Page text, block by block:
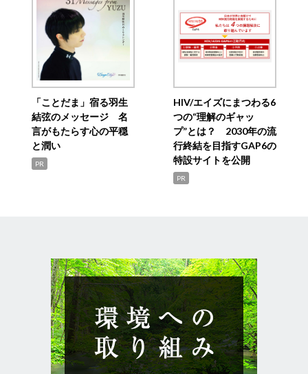
「ことだま」宿る羽生
結弦のメッセージ 名
言がもたらす心の平穏
と潤い
PR
HIV/エイズにまつわる6
つの“理解のギャッ
プ”とは？ 2030年の流
行終結を目指すGAP6の
特設サイトを公開
PR